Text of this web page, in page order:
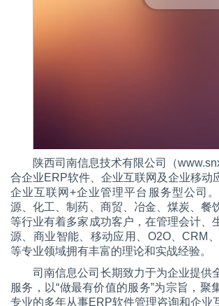
陕西司南信息技术有限公司（
合企业ERP软件、企业互联网及企业移动
企业互联网+企业管理平台服务型公司
源、化工、制药、商贸、冶金、煤炭、餐
等行业有着多家成功客户，在管理会计、
源、商业智能、移动应用、O2O、CRM
等专业领域拥有丰富的理论和实战经验。
司南信息公司长期致力于为企业提供
服务，以“做最有价值的服务”为宗旨，聚
专业的多年从事ERP软件管理咨询和企业